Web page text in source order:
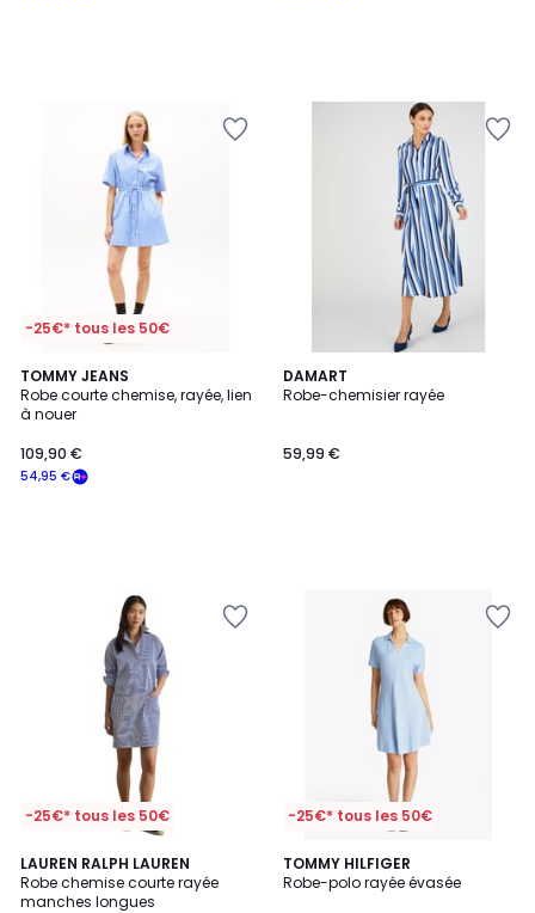
-25€* tous les 50€
TOMMY JEANS
Robe courte chemise, rayée, lien
à nouer
54,95 €
109,90 €
DAMART
Robe-chemisier rayée
59,99 €
-25€* tous les 50€
LAUREN RALPH LAUREN
Robe chemise courte rayée
manches longues
-25€* tous les 50€
TOMMY HILFIGER
Robe-polo rayée évasée
2
Couleurs